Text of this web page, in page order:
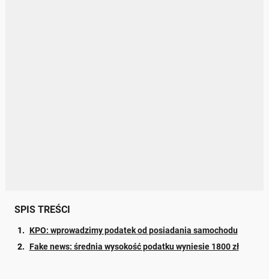
SPIS TREŚCI
KPO: wprowadzimy podatek od posiadania samochodu
Fake news: średnia wysokość podatku wyniesie 1800 zł